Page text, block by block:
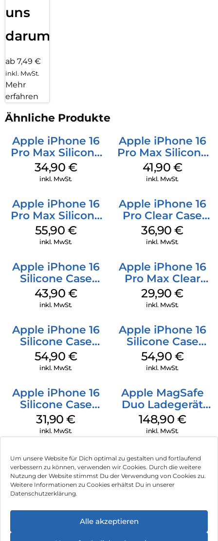
Um unsere Website für Dich optimal zu gestalten und fortlaufend
verbessern zu können, verwenden wir Cookies. Durch die weitere
Nutzung der Website stimmst Du der Verwendung von Cookies zu.
Weitere Informationen zu Cookies erhältst Du in unserer
Datenschutzerklärung.
Alle akzeptieren
uns
darum!
ab 7,49 €
inkl. MwSt.
Mehr
erfahren
Ähnliche Produkte
Apple iPhone 16
Pro Max Silicone
Case MagSafe
Denim
34,90 €
inkl. MwSt.
Apple iPhone 16
Pro Max Silicone
Case MagSafe
Ultramarine
41,90 €
inkl. MwSt.
Apple iPhone 16
Pro Max Silicone
Case MagSafe
Stone Gray
55,90 €
inkl. MwSt.
Apple iPhone 16
Pro Clear Case
MagSafe
Transparent
36,90€
inkl. MwSt.
Apple iPhone 16
Silicone Case
MagSafe Plum
43,90 €
inkl. MwSt.
Apple iPhone 16
Pro Max Clear
Case MagSafe
Transparent
29,90€
inkl. MwSt.
Apple iPhone 16
Silicone Case
MagSafe Black
54,90 €
inkl. MwSt.
Apple iPhone 16
Silicone Case
MagSafe Lake
Green
54,90 €
inkl. MwSt.
Apple iPhone 16
Silicone Case
MagSafe Fuchsia
31,90€
inkl. MwSt.
Apple MagSafe
Duo Ladegerät
Weiß
148,90 €
inkl. MwSt.
Impressum